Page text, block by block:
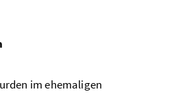
im ehemaligen